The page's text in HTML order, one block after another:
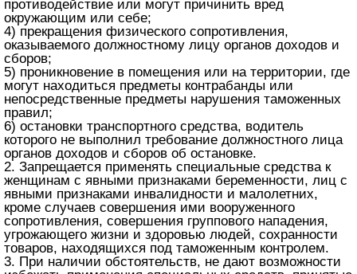
противодействие или могут причинить вред
окружающим или себе;
4) прекращения физического сопротивления,
оказываемого должностному лицу органов доходов и
сборов;
5) проникновение в помещения или на территории, где
могут находиться предметы контрабанды или
непосредственные предметы нарушения таможенных
правил;
6) остановки транспортного средства, водитель
которого не выполнил требование должностного лица
органов доходов и сборов об остановке.
2. Запрещается применять специальные средства к
женщинам с явными признаками беременности, лиц с
явными признаками инвалидности и малолетних,
кроме случаев совершения ими вооруженного
сопротивления, совершения группового нападения,
угрожающего жизни и здоровью людей, сохранности
товаров, находящихся под таможенным контролем.
3. При наличии обстоятельств, не дают возможности